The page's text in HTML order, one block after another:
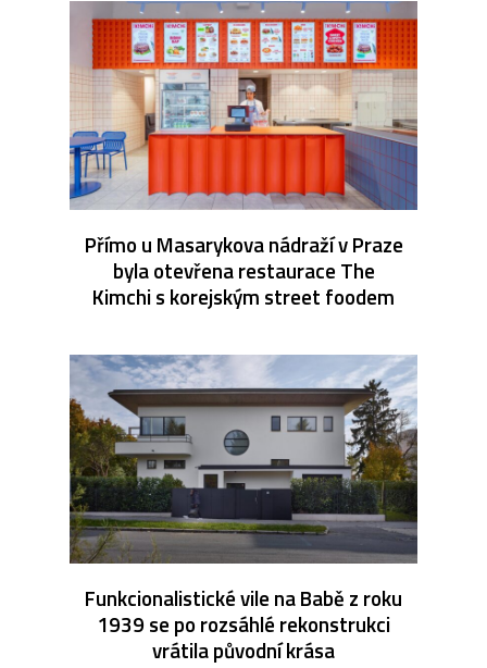
Přímo u Masarykova nádraží v Praze
byla otevřena restaurace The
Kimchi s korejským street foodem
Funkcionalistické vile na Babě z roku
1939 se po rozsáhlé rekonstrukci
vrátila původní krása